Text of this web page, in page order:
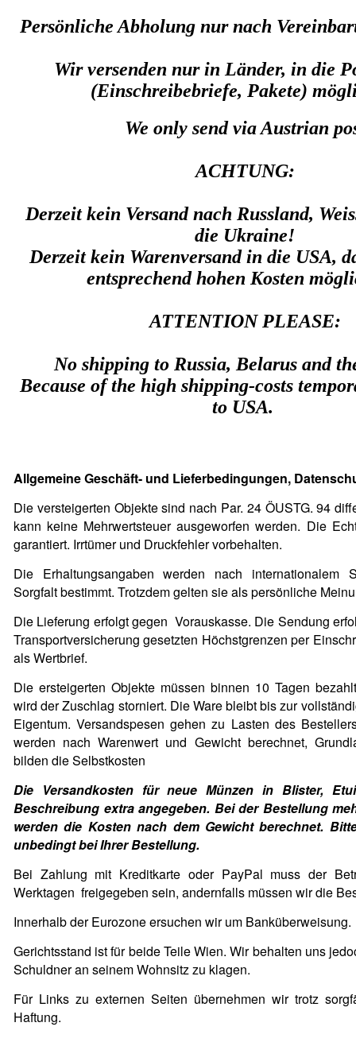
Persönliche Abholung nur nach
Wir versenden nur in Länder, in die
(Einschreibebriefe, Pakete)
We only send via Austrian
ACHTUNG:
Derzeit kein Versand nach Russland,
die Ukraine!
Derzeit kein Warenversand in die USA,
entsprechend hohen Kosten
ATTENTION PLEASE:
No shipping to Russia, Belarus and
Because of the high shipping-costs
to USA.
Allgemeine Geschäft- und Lieferbedingungen,
Die versteigerten Objekte sind nach Par. 24 ÖUSTG. 94
kann keine Mehrwertsteuer ausgeworfen werden. Die
garantiert. Irrtümer und Druckfehler vorbehalten.
Die Erhaltungsangaben werden nach internationalem
Sorgfalt bestimmt. Trotzdem gelten sie als persönliche
Die Lieferung erfolgt gegen Vorauskasse. Die Sendung
Transportversicherung gesetzten Höchstgrenzen per
als Wertbrief.
Die ersteigerten Objekte müssen binnen 10 Tagen
wird der Zuschlag storniert. Die Ware bleibt bis zur
Eigentum. Versandspesen gehen zu Lasten des
werden nach Warenwert und Gewicht berechnet,
bilden die Selbstkosten
Die Versandkosten für neue Münzen in Blister,
Beschreibung extra angegeben. Bei der Bestellung
werden die Kosten nach dem Gewicht berechnet.
unbedingt bei Ihrer Bestellung.
Bei Zahlung mit Kreditkarte oder PayPal muss der
Werktagen freigegeben sein, andernfalls müssen wir die
Innerhalb der Eurozone ersuchen wir um Banküberweisung.
Gerichtsstand ist für beide Teile Wien. Wir behalten uns
Schuldner an seinem Wohnsitz zu klagen.
Für Links zu externen Seiten übernehmen wir trotz
Haftung.